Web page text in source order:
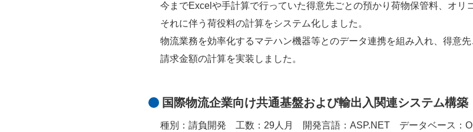
今までExcelや手計算で行っていた得意先ごとの預かり荷物保管料、オリ
それに伴う荷役料の計算をシステム化しました。
物流業務を効率化するマテハン機器等とのデータ連携を組み入れ、得意
請求金額の計算を実装しました。
国際物流企業向け共通基盤および輸出入関連システム構築
種別：請負開発 工数：29人月 開発言語：ASP.NET データベース：